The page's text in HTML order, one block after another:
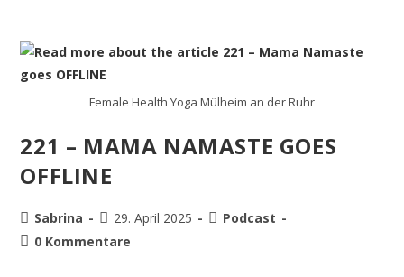
Female Health Yoga Mülheim an der Ruhr
221 – MAMA NAMASTE GOES
OFFLINE
Sabrina 29. April 2025
Podcast
0 Kommentare